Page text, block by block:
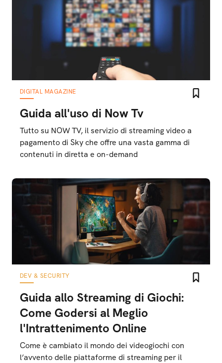
DIGITAL MAGAZINE
Guida all'uso di Now Tv
Tutto su NOW TV, il servizio di streaming video a
pagamento di Sky che offre una vasta gamma di
contenuti in diretta e on-demand
DEV & SECURITY
Guida allo Streaming di Giochi:
Come Godersi al Meglio
l'Intrattenimento Online
Come è cambiato il mondo dei videogiochi con
l’avvento delle piattaforme di streaming per il